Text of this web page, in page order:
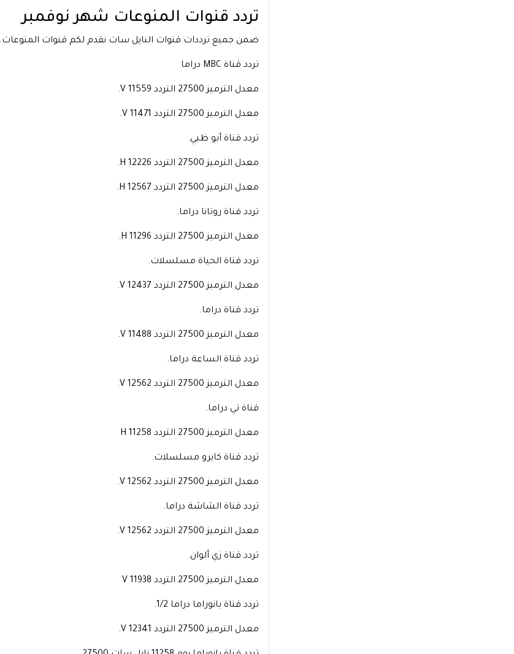
تردد قنوات المنوعات شهر نوفمبر
ضمن جميع ترددات قنوات النايل سات نقدم لكم قنوات المنوعات.
تردد قناة MBC دراما
معدل الترميز 27500 التردد 11559 V.
معدل الترميز 27500 التردد 11471 V.
تردد قناة أبو ظبي.
معدل الترميز 27500 التردد 12226 H.
معدل الترميز 27500 التردد 12567 H.
تردد قناة روتانا دراما.
معدل الترميز 27500 التردد 11296 H.
تردد قناة الحياة مسلسلات.
معدل الترميز 27500 التردد 12437 V.
تردد قناة دراما.
معدل الترميز 27500 التردد 11488 V.
تردد قناة الساعة دراما.
معدل الترميز 27500 التردد 12562 V.
قناة تي دراما.
معدل الترميز 27500 التردد 11258 H
تردد قناة كايرو مسلسلات.
معدل الترميز 27500 التردد 12562 V.
تردد قناة الشاشة دراما.
معدل الترميز 27500 التردد 12562 V.
تردد قناة زي ألوان.
معدل الترميز 27500 التردد 11938 V
تردد قناة بانوراما دراما 1/2.
معدل الترميز 27500 التردد 12341 V.